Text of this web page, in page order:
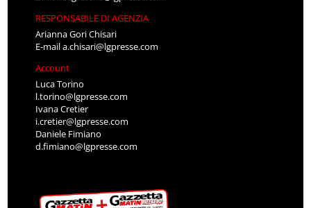
RESPONSABILE DI AGENZIA
Arianna Gori Chisari
E-maila.chisari@lgpresse.com
Account
Luca Torino
l.torino@lgpresse.com
Ivana Cretier
i.cretier@lgpresse.com
Daniele Fimiano
d.fimiano@lgpresse.com